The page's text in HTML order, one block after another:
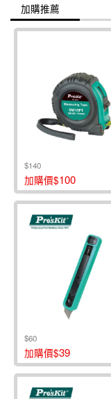
加購推薦
$140
加購價$100
$60
加購價$39